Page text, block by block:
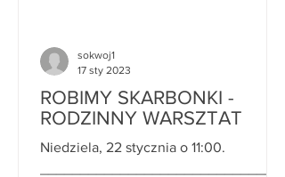
ROBIMY SKARBONKI -
RODZINNY WARSZTAT
Niedziela, 22 stycznia o 11:00.
sokwoj1
17 sty 2023